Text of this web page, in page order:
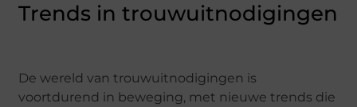
Trends in trouwuitnodigingen
De wereld van trouwuitnodigingen is
voortdurend in beweging, met nieuwe trends die